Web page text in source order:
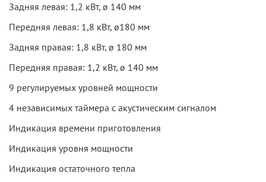
Задняя левая: 1,2 кВт, ø 140 мм
Передняя левая: 1,8 кВт, ø180 мм
Задняя правая: 1,8 кВт, ø 180 мм
Передняя правая: 1,2 кВт, ø 140 мм
9 регулируемых уровней мощности
4 независимых таймера с акустическим сигналом
Индикация времени приготовления
Индикация уровня мощности
Индикация остаточного тепла